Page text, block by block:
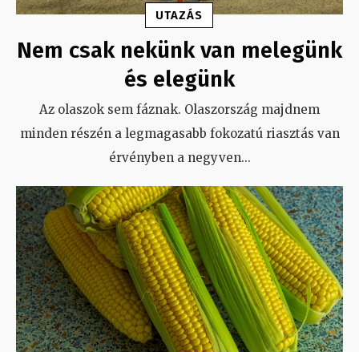
UTAZÁS
Nem csak nekünk van melegünk
és elegünk
Az olaszok sem fáznak. Olaszország majdnem
minden részén a legmagasabb fokozatú riasztás van
érvényben a negyven...